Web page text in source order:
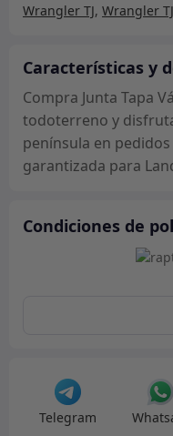
Wrangler TJ, Wrangler
Características y
Compra Junta Tapa
todoterreno y
península en
garantizada para
Condiciones de
Telegram